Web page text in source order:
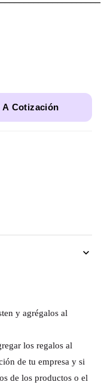
A Cotización
y agrégalos al
los regalos al
de tu empresa y si
de los productos o el